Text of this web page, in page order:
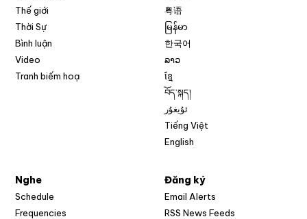
Thế giới
Thời Sự
Bình luận
Video
Tranh biếm hoạ
粤语
မြန်မာ
한국어
ລາວ
ខ្មែ
བོད་སྐད།
ئۇيغۇر
Tiếng Việt
English
Nghe
Schedule
Frequencies
Đăng ký
Email Alerts
RSS News Feeds